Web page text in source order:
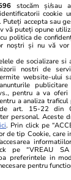
stocăm și/sau
cookie
Puteți accepta sau
vă puteți opune
politica de
noștri și nu vă vor
de socializare si
nostri de
website-ului
pentru a va oferi
a analiza
art. 15-22 din
personal. Aceste
. Prin click pe
de tip Cookie, care
pe “VREAU SA
preferintele in
pentru